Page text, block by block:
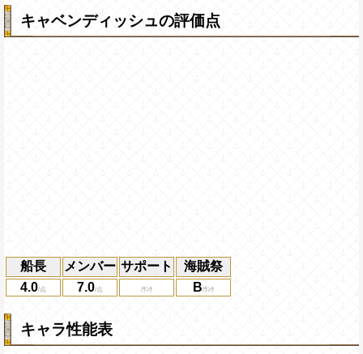
必殺技：敵全体にキャラの攻撃
ージを与え、一味にかかっている
キャベンディッシュの評価点
船長 メンバー サポート
海賊祭
4.0
7.0 B
キャラ性能表